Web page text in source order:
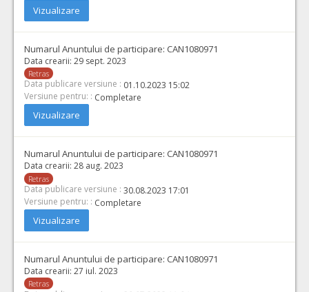
Vizualizare
Numarul Anuntului de participare: CAN1080971
Data crearii: 29 sept. 2023
Retras
Data publicare versiune : 01.10.2023 15:02
Versiune pentru: : Completare
Vizualizare
Numarul Anuntului de participare: CAN1080971
Data crearii: 28 aug. 2023
Retras
Data publicare versiune : 30.08.2023 17:01
Versiune pentru: : Completare
Vizualizare
Numarul Anuntului de participare: CAN1080971
Data crearii: 27 iul. 2023
Retras